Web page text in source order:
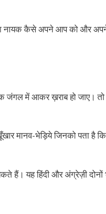
नायक कैसे अपने आप को और
में आकर ख़राब हो जाए। तो
मानव-भेड़िये जिनको पता
यह हिंदी और अंग्रेज़ी दोनों